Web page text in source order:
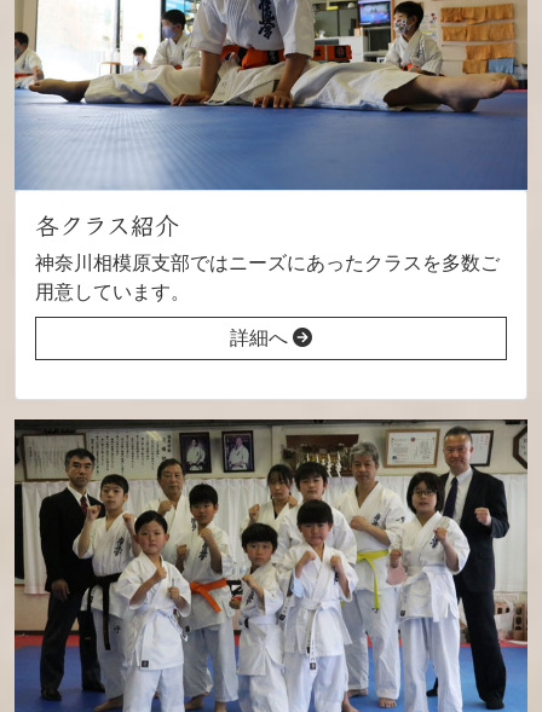
各クラス紹介
神奈川相模原支部ではニーズにあったクラスを多数ご
用意しています。
詳細へ